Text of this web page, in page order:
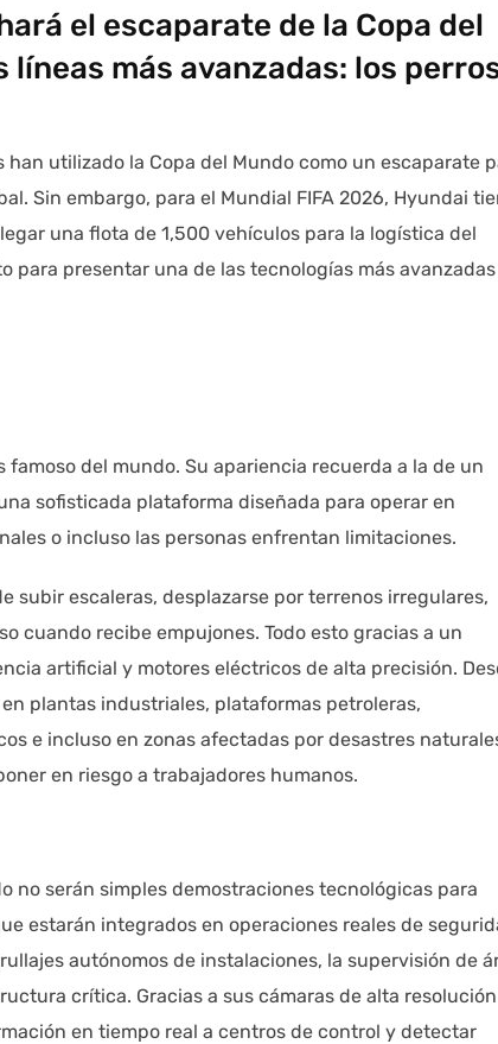
el escaparate de la Copa del
líneas más avanzadas: los
utilizado la Copa del Mundo como un escaparate
Sin embargo, para el Mundial FIFA 2026, Hyundai
una flota de 1,500 vehículos para la logística del
para presentar una de las tecnologías más
del mundo. Su apariencia recuerda a la de un
sofisticada plataforma diseñada para operar en
o incluso las personas enfrentan limitaciones.
subir escaleras, desplazarse por terrenos irregulares,
cuando recibe empujones. Todo esto gracias a un
artificial y motores eléctricos de alta precisión.
plantas industriales, plataformas petroleras,
e incluso en zonas afectadas por desastres
en riesgo a trabajadores humanos.
no serán simples demostraciones tecnológicas para
estarán integrados en operaciones reales de
autónomos de instalaciones, la supervisión de
crítica. Gracias a sus cámaras de alta
en tiempo real a centros de control y detectar